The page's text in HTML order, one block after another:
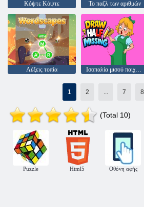
Κόψτε Κόψτε Το παζλ των αριθμών
Λέξεις τοπία Ισοπαλία μισού παιχνιδιού
1 2 7 8
(Total 10)
Puzzle Html5 Οθόνη αφής